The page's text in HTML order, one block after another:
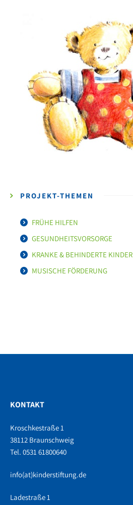
PROJEKT-THEMEN
FRÜHE HILFEN
GESUNDHEITSVORSORGE
KRANKE & BEHINDERTE KINDER
MUSISCHE FÖRDERUNG
KONTAKT
Kroschkestraße 1
38112 Braunschweig
Tel. 0531 61800640
info(at)kinderstiftung.de
Ladestraße 1